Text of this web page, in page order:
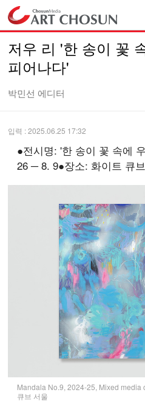
저우 리 '한 송이 꽃
피어나다'
박민선 에디터
입력 : 2025.06.25 17:32
●전시명: '한 송이 꽃 속에
26 ─ 8. 9●장소: 화이트 큐
Mandala No.9, 2024-25, Mixed media
큐브 서울